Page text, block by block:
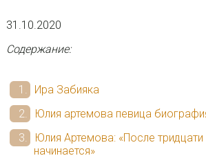
31.10.2020
Содержание:
Ира Забияка
Юлия артемова певица
Юлия Артемова: «После
начинается»